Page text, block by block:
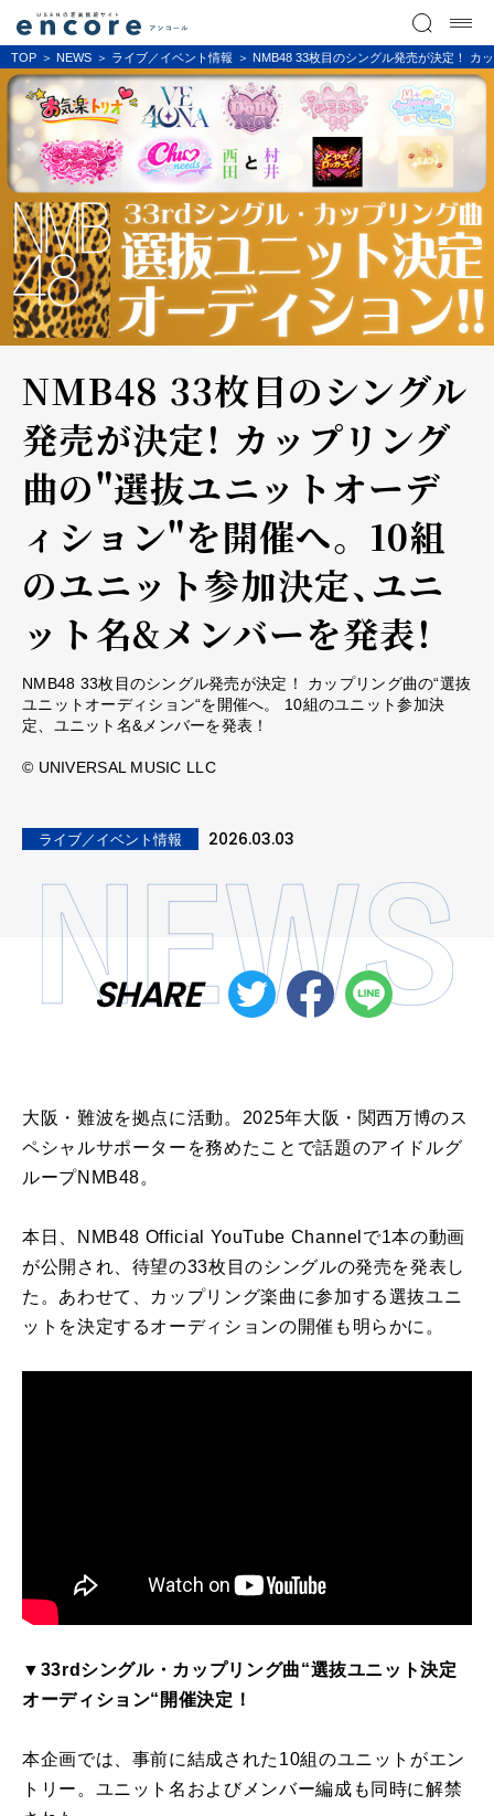
TOP NEWS ライブ／イベント情報 NMB48 33枚目のシングル発売が決定！ カ
NMB48 33枚目のシングル
発売が決定！ カップリング
曲の"選抜ユニットオーデ
ィション"を開催へ。 10組
のユニット参加決定、ユニ
ット名&メンバーを発表！
NMB48 33枚目のシングル発売が決定！ カップリング曲の“選抜
ユニットオーディション“を開催へ。 10組のユニット参加決
定、ユニット名&メンバーを発表！
© UNIVERSAL MUSIC LLC
ライブ／イベント情報 2026.03.03
SHARE
大阪・難波を拠点に活動。 2025年大阪・関西万博のス
ペシャルサポーターを務めたことで話題のアイドルグ
ループNMB48。
本日、 NMB48 Official YouTube Channel で1本の動画
が公開され、待望の33枚目のシングルの発売を発表し
た。あわせて、カップリング楽曲に参加する選抜ユニ
ットを決定するオーディションの開催も明らかに。
▼33rdシングル・カップリング曲“選抜ユニット決定
オーディション“開催決定！
本企画では、事前に結成された 10組のユニットがエン
トリー。ユニット名およびメンバー編成も同時に解禁